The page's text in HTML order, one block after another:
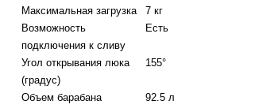
Максимальная загрузка
7 кг
Возможность
подключения к сливу
Есть
Угол открывания люка
(градус)
155°
Объем барабана
92.5 л